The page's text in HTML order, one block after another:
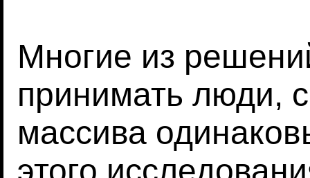
Многие из
принимать люди,
массива
этого